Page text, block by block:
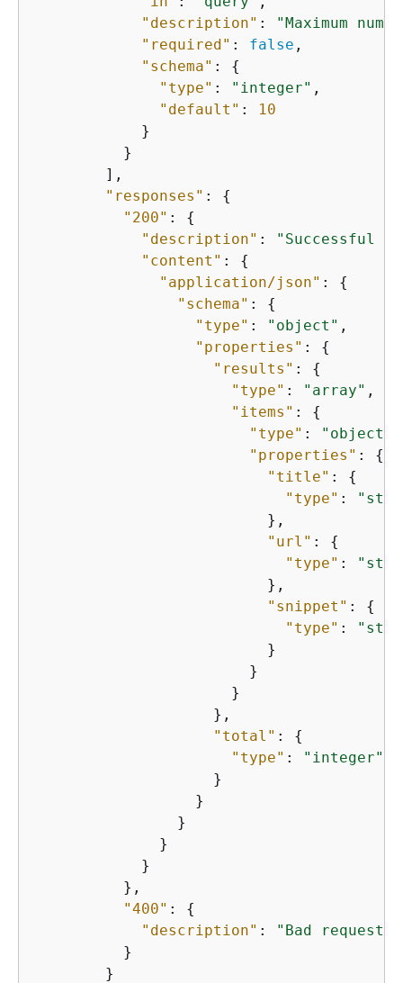
"description" :
"Maximum
"required" : false ,
"schema" : {
"type" : "integer" ,
"default" :
10
            }
          }
        ],
"responses" : {
"200" : {
"description" :
"Successful
"content" : {
"application/json" : {
"schema" : {
"type" : "object" ,
"properties" : {
"results" : {
"type" : "array" ,
"items" : {
"type" : "object"
"properties" : {
"title" : {
"type" :
                          },
"url" : {
"type" :
                          },
"snippet" : {
"type" :
                          }
                        }
                      }
                    },
"total" : {
"type" :
"integer"
                    }
                  }
                }
              }
            }
          },
"400" : {
"description" :
"Bad request"
          }
        }